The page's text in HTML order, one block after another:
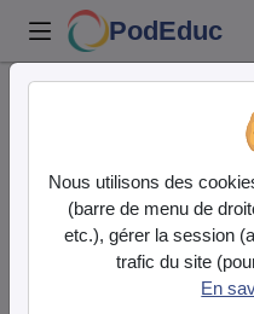
PodEduc
Contactez
Votre message
si vous
êtes un
humain en
Nous utilisons des
(barre de menu de
etc.), gérer la session
trafic du site
En